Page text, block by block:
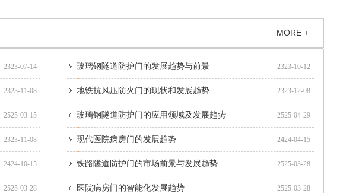
MORE +
2323-07-14 玻璃钢隧道防护门的发展趋势与前景 2323-10-12
2323-11-08 地铁抗风压防火门的现状和发展趋势 2323-12-08
2525-03-15 玻璃钢隧道防护门的应用领域及发展趋势 2525-04-29
2323-11-08 现代医院病房门的发展趋势 2424-04-15
2424-10-15 铁路隧道防护门的市场前景与发展趋势 2525-03-28
2525-03-28 医院病房门的智能化发展趋势 2525-03-28